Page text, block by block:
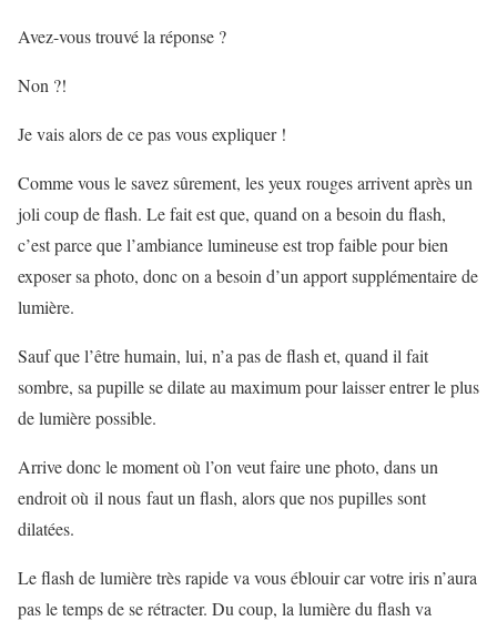
Avez-vous trouvé la réponse ?
Non ?!
Je vais alors de ce pas vous expliquer !
Comme vous le savez sûrement, les yeux rouges arrivent après un
joli coup de flash. Le fait est que, quand on a besoin du flash,
c’est parce que l’ambiance lumineuse est trop faible pour bien
exposer sa photo, donc on a besoin d’un apport supplémentaire de
lumière.
Sauf que l’être humain, lui, n’a pas de flash et, quand il fait
sombre, sa pupille se dilate au maximum pour laisser entrer le plus
de lumière possible.
Arrive donc le moment où l’on veut faire une photo, dans un
endroit où il nous faut un flash, alors que nos pupilles sont
dilatées.
Le flash de lumière très rapide va vous éblouir car votre iris n’aura
pas le temps de se rétracter. Du coup, la lumière du flash va